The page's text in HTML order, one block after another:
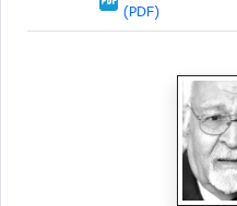
(PDF)